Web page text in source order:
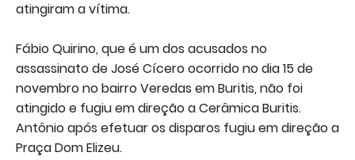
atingiram a vítima.
Fábio Quirino, que é um dos acusados no
assassinato de José Cícero ocorrido no dia 15 de
novembro no bairro Veredas em Buritis, não foi
atingido e fugiu em direção a Cerâmica Buritis.
Antônio após efetuar os disparos fugiu em direção a
Praça Dom Elizeu.